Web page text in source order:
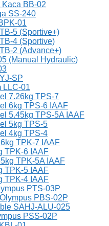
BB-02
SS-240
01
5 (Sportive+)
4 (Sportive)
2 (Advance+)
(Manual Hydraulic)
SP
LLC-01
7.26kg TPS-7
6kg TPS-6 IAAF
5.45kg TPS-5A IAAF
5kg TPS-5
4kg TPS-4
TPK-7 IAAF
TPK-6 IAAF
TPK-5A IAAF
TPK-5 IAAF
TPK-4 IAAF
PTS-03P
PBS-02P
SAHJ-ALU-025
PSS-02P